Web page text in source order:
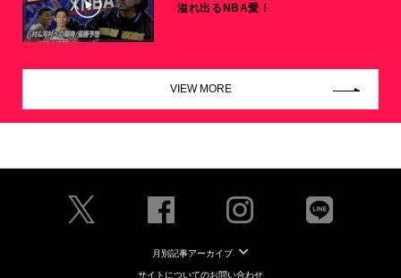
溢れ出るNBA愛！
VIEW MORE
月別記事アーカイブ
サイトについてのお問い合わせ